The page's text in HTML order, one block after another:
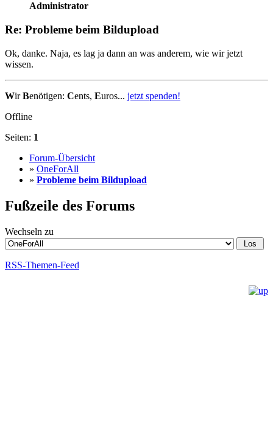
Administrator
Re: Probleme beim Bildupload
Ok, danke. Naja, es lag ja dann an was anderem, wie wir jetzt
wissen.
WirBenötigen: Cents, Euros... jetzt spenden!
Offline
Seiten: 1
Forum-Übersicht
» OneForAll
» Probleme beim Bildupload
Fußzeile des Forums
Wechseln zu
RSS-Themen-Feed